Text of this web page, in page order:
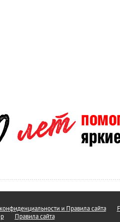
и Правила сайта
Правила сайта